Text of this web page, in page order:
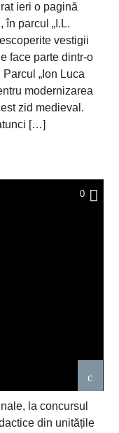
ieri o pagină
în parcul „I.L.
vestigii
face parte dintr-o
„Ion Luca
modernizarea
zid medieval.
[…]
0
la concursul
din unitățile